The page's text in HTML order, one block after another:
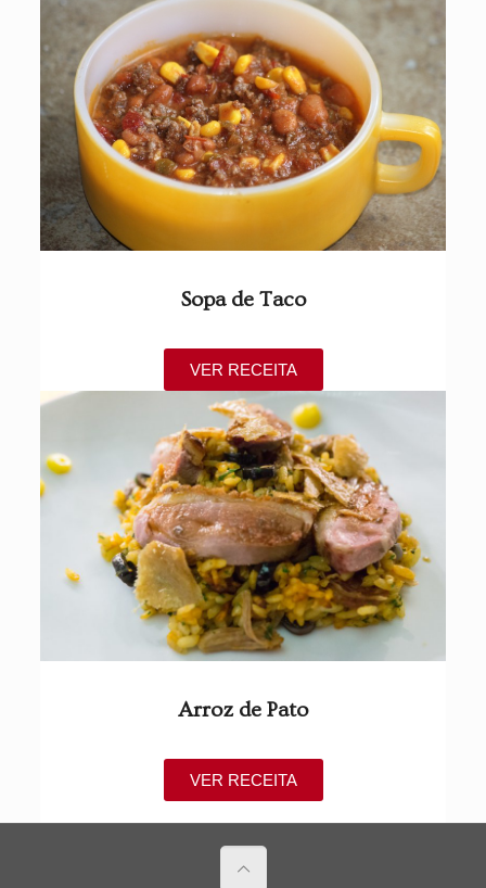
Sopa de Taco
VER RECEITA
Arroz de Pato
VER RECEITA